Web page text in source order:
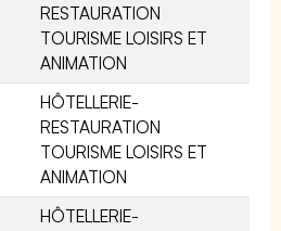
RESTAURATION
TOURISME LOISIRS ET
ANIMATION
HÔTELLERIE-
RESTAURATION
TOURISME LOISIRS ET
ANIMATION
HÔTELLERIE-